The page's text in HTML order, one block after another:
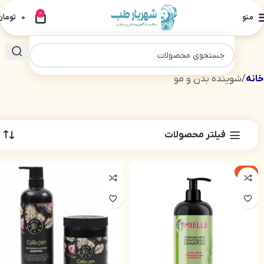
منو 0
0
خانه شوینده بدن و مو
فیلتر محصولات
-4%